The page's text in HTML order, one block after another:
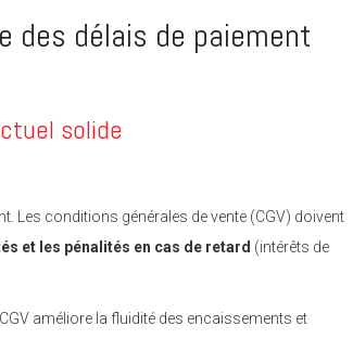
des délais de paiement
solide
Les conditions générales de vente (CGV) doivent
et les pénalités en cas de retard (intérêts de
améliore la fluidité des encaissements et